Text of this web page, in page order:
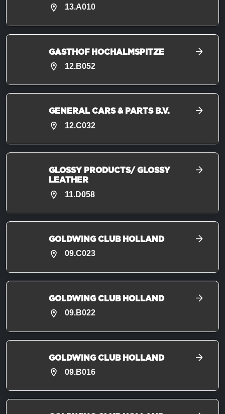
13.A010
GASTHOF HOCHALMSPITZE
12.B052
GENERAL CARS & PARTS B.V.
12.C032
GLOSSY PRODUCTS/ GLOSSY
LEATHER
11.D058
GOLDWING CLUB HOLLAND
09.C023
GOLDWING CLUB HOLLAND
09.B022
GOLDWING CLUB HOLLAND
09.B016